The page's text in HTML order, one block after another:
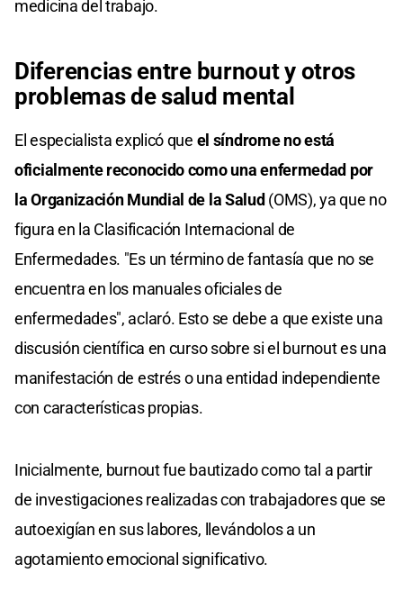
medicina del trabajo.
Diferencias entre burnout y otros
problemas de salud mental
El especialista explicó que el síndrome no está
oficialmente reconocido como una enfermedad por
la Organización Mundial de la Salud (OMS), ya que no
figura en la Clasificación Internacional de
Enfermedades. "Es un término de fantasía que no se
encuentra en los manuales oficiales de
enfermedades", aclaró. Esto se debe a que existe una
discusión científica en curso sobre si el burnout es una
manifestación de estrés o una entidad independiente
con características propias.
Inicialmente, burnout fue bautizado como tal a partir
de investigaciones realizadas con trabajadores que se
autoexigían en sus labores, llevándolos a un
agotamiento emocional significativo.